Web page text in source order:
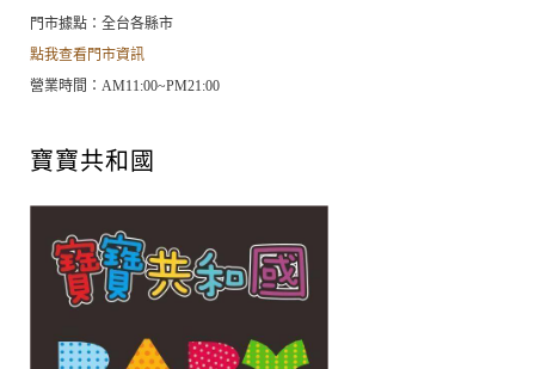
門市據點：全台各縣市
點我查看門市資訊
營業時間：AM11:00~PM21:00
寶寶共和國